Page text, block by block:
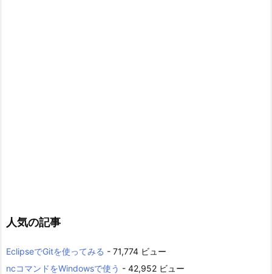
人気の記事
EclipseでGitを使ってみる - 71,774 ビュー
ncコマンドをWindowsで使う - 42,952 ビュー